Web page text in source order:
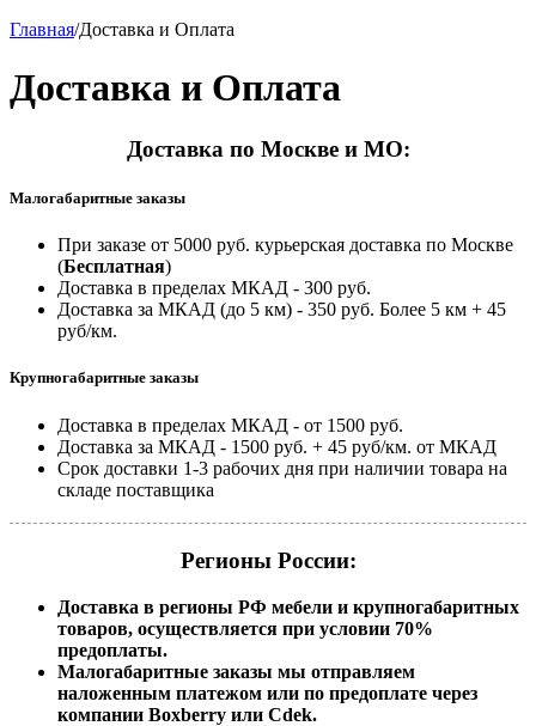
Главная/Доставка и Оплата
Доставка и Оплата
Доставка по Москве и МО:
Малогабаритные заказы
При заказе от 5000 руб. курьерская доставка по Москве
(Бесплатная)
Доставка в пределах МКАД - 300 руб.
Доставка за МКАД (до 5 км) - 350 руб. Более 5 км + 45
руб/км.
Крупногабаритные заказы
Доставка в пределах МКАД - от 1500 руб.
Доставка за МКАД - 1500 руб. + 45 руб/км. от МКАД
Срок доставки 1-3 рабочих дня при наличии товара на
складе поставщика
Регионы России:
Доставка в регионы РФ мебели и крупногабаритных
товаров, осуществляется при условии 70%
предоплаты.
Малогабаритные заказы мы отправляем
наложенным платежом или по предоплате через
компании Boxberry или Cdek.